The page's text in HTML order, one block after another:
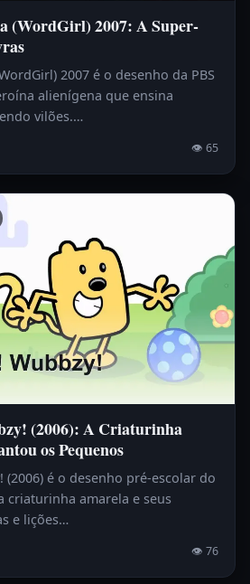
(WordGirl) 2007: A Super-
2007 é o desenho da PBS
alienígena que ensina
vilões.…
👁 65
(2006): A Criaturinha
os Pequenos
(2006) é o desenho pré-escolar do
criaturinha amarela e seus
e lições…
👁 76